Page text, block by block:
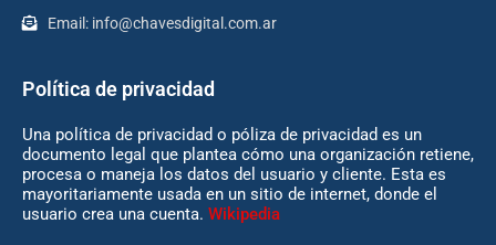
Email: info@chavesdigital.com.ar
Política de privacidad
Una política de privacidad o póliza de privacidad es un
documento legal que plantea cómo una organización retiene,
procesa o maneja los datos del usuario y cliente. Esta es
mayoritariamente usada en un sitio de internet, donde el
usuario crea una cuenta. Wikipedia